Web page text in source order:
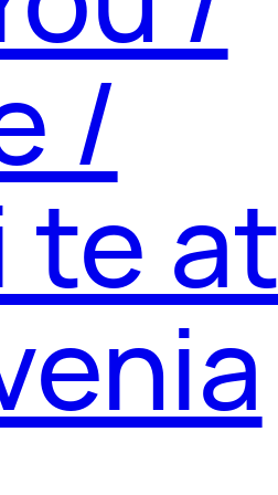
/
te at